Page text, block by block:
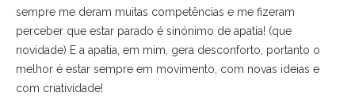
sempre me deram muitas competências e me fizeram
perceber que estar parado é sinónimo de apatia! (que
novidade) E a apatia, em mim, gera desconforto, portanto o
melhor é estar sempre em movimento, com novas ideias e
com criatividade!